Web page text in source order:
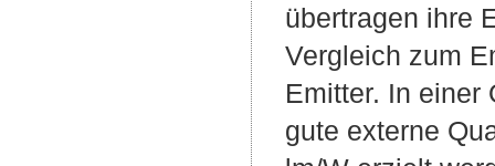
übertragen ihre
Vergleich zum
Emitter. In einer
gute externe